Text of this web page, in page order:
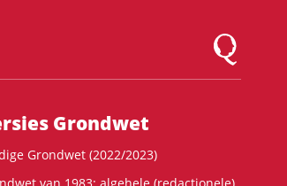
Logo
Grondwet
Grondwet (2022/2023)